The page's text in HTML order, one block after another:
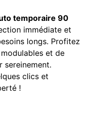
temporaire 90
immédiate et
longs. Profitez
et de
sereinement.
clics et
!